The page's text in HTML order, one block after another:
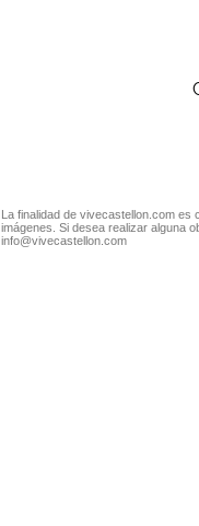
La finalidad de vivecastellon.com
imágenes. Si desea realizar alguna
info@vivecastellon.com